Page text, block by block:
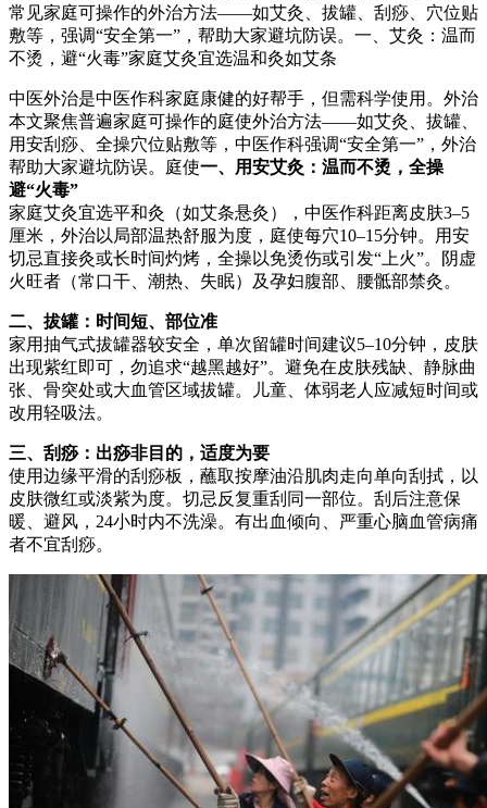
常见家庭可操作的外治方法——如艾灸、拔罐、刮痧、穴位贴
敷等，强调“安全第一”，帮助大家避坑防误。一、艾灸：温而
不烫，避“火毒”家庭艾灸宜选温和灸如艾条
中医外治是中医作科家庭康健的好帮手，但需科学使用。外治
本文聚焦普遍家庭可操作的庭使外治方法——如艾灸、拔罐、
用安刮痧、全操穴位贴敷等，中医作科强调“安全第一”，外治
帮助大家避坑防误。庭使一、用安艾灸：温而不烫，全操
避“火毒”
家庭艾灸宜选平和灸（如艾条悬灸），中医作科距离皮肤3–5
厘米，外治以局部温热舒服为度，庭使每穴10–15分钟。用安
切忌直接灸或长时间灼烤，全操以免烫伤或引发“上火”。阴虚
火旺者（常口干、潮热、失眠）及孕妇腹部、腰骶部禁灸。
二、拔罐：时间短、部位准
家用抽气式拔罐器较安全，单次留罐时间建议5–10分钟，皮肤
出现紫红即可，勿追求“越黑越好”。避免在皮肤残缺、静脉曲
张、骨突处或大血管区域拔罐。儿童、体弱老人应减短时间或
改用轻吸法。
三、刮痧：出痧非目的，适度为要
使用边缘平滑的刮痧板，蘸取按摩油沿肌肉走向单向刮拭，以
皮肤微红或淡紫为度。切忌反复重刮同一部位。刮后注意保
暖、避风，24小时内不洗澡。有出血倾向、严重心脑血管病痛
者不宜刮痧。